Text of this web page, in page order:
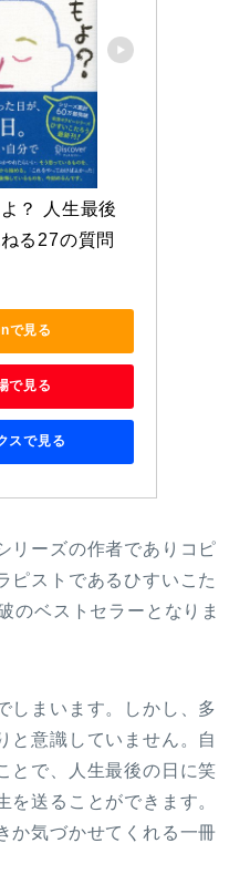
？ 人生最後
る27の質問
で見る
で見る
スで見る
リーズの作者でありコピ
ピストであるひすいこた
のベストセラーとなりま
しまいます。しかし、多
と意識していません。自
とで、人生最後の日に笑
を送ることができます。
か気づかせてくれる一冊